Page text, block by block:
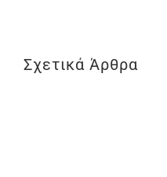
Σχετικά Άρθρα